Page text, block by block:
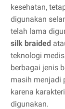
kesehatan,
digunakan
telah lama
silk braided
teknologi
berbagai jenis
masih menjadi
karena
digunakan.